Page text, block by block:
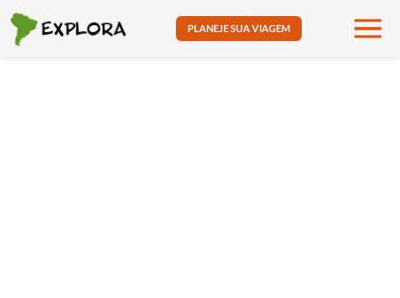
PLANEJE SUA VIAGEM